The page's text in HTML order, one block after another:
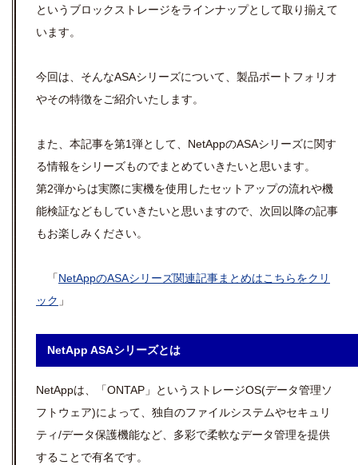
というブロックストレージをラインナップとして取り揃えて
います。
今回は、そんなASAシリーズについて、製品ポートフォリオ
やその特徴をご紹介いたします。
また、本記事を第1弾として、NetAppのASAシリーズに関す
る情報をシリーズものでまとめていきたいと思います。
第2弾からは実際に実機を使用したセットアップの流れや機
能検証などもしていきたいと思いますので、次回以降の記事
もお楽しみください。
「NetAppのASAシリーズ関連記事まとめはこちらをクリ
ック 」
NetApp ASAシリーズとは
NetAppは、「ONTAP」というストレージOS(データ管理ソ
フトウェア)によって、独自のファイルシステムやセキュリ
ティ/データ保護機能など、多彩で柔軟なデータ管理を提供
することで有名です。